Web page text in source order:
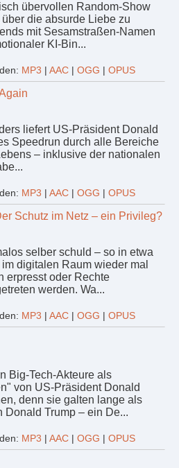
übervollen Random-Show
die absurde Liebe zu
mit Sesamstraßen-Namen
KI-Bin...
MP3 | AAC | OGG | OPUS
liefert US-Präsident Donald
Speedrun durch alle Bereiche
– inklusive der nationalen
MP3 | AAC | OGG | OPUS
Schutz im Netz – ein Privileg?
selber schuld – so in etwa
digitalen Raum wieder mal
erpresst oder Rechte
werden. Wa...
MP3 | AAC | OGG | OPUS
Big-Tech-Akteure als
von US-Präsident Donald
denn sie galten lange als
Donald Trump – ein De...
MP3 | AAC | OGG | OPUS